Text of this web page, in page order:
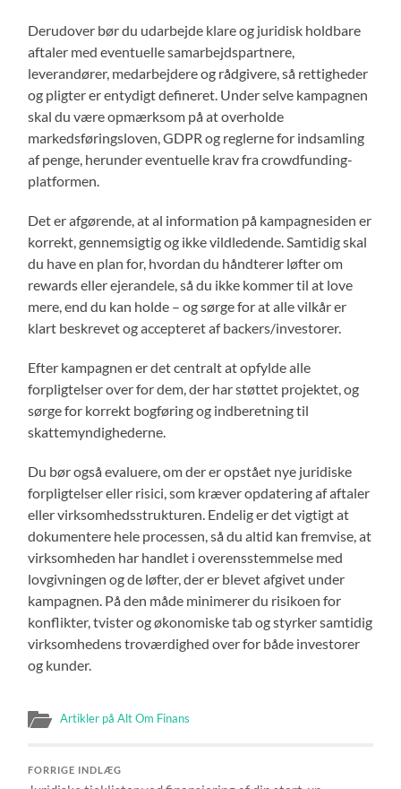
Derudover bør du udarbejde klare og juridisk holdbare
aftaler med eventuelle samarbejdspartnere,
leverandører, medarbejdere og rådgivere, så rettigheder
og pligter er entydigt defineret. Under selve kampagnen
skal du være opmærksom på at overholde
markedsføringsloven, GDPR og reglerne for indsamling
af penge, herunder eventuelle krav fra crowdfunding-
platformen.
Det er afgørende, at al information på kampagnesiden er
korrekt, gennemsigtig og ikke vildledende. Samtidig skal
du have en plan for, hvordan du håndterer løfter om
rewards eller ejerandele, så du ikke kommer til at love
mere, end du kan holde – og sørge for at alle vilkår er
klart beskrevet og accepteret af backers/investorer.
Efter kampagnen er det centralt at opfylde alle
forpligtelser over for dem, der har støttet projektet, og
sørge for korrekt bogføring og indberetning til
skattemyndighederne.
Du bør også evaluere, om der er opstået nye juridiske
forpligtelser eller risici, som kræver opdatering af aftaler
eller virksomhedsstrukturen. Endelig er det vigtigt at
dokumentere hele processen, så du altid kan fremvise, at
virksomheden har handlet i overensstemmelse med
lovgivningen og de løfter, der er blevet afgivet under
kampagnen. På den måde minimerer du risikoen for
konflikter, tvister og økonomiske tab og styrker samtidig
virksomhedens troværdighed over for både investorer
og kunder.
Artikler på Alt Om Finans
FORRIGE INDLÆG